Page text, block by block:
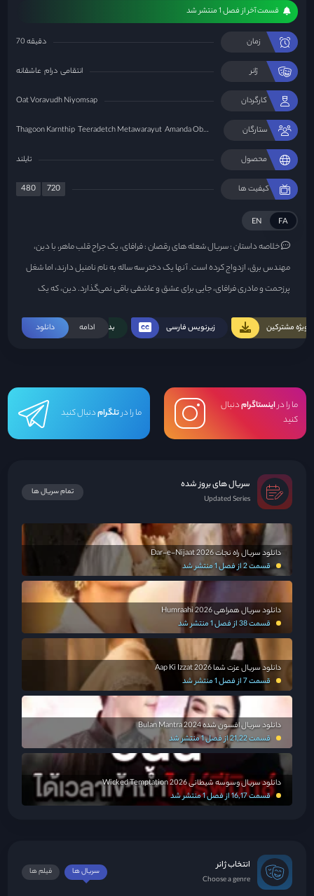
قسمت آخر از فصل 1 منتشر شد
زمان 70 دقیقه
ژانر انتقامی درام عاشقانه
کارگردان Oat Voravudh Niyomsap
ستارگان Thagoon Karnthip Teeradetch Metawarayut Amanda Obdam
محصول تایلند
کیفیت ها 480 720
FA
EN
خلاصه داستان :سریال شعله های رقصان : فرافای، یک جراح قلب ماهر، با دین،
مهندس برق، ازدواج کرده است. آنها یک دختر سه ساله به نام نامنیل دارند، اما شغل
پرزحمت و مادری فرافای، جایی برای عشق و عاشقی باقی نمی‌گذارد. دین، که یک
روی می‌آورد. در حالی که دین این را یک اشتباه می‌داند، فریم فرصتی می‌بیند و نقشه
ادامه دانلود ویژه مشترکین زیرنویس فارسی بدون سانسور
ما را دراینستاگرامدنبال
کنید
ما را درتلگرامدنبال کنید
سریال های بروز شده
Updated Series
تمام سریال ها
دانلود سریال راه نجات Dar-e-Nijaat 2026
قسمت 2 از فصل 1 منتشر شد
دانلود سریال همراهی Humraahi 2026
قسمت 38 از فصل 1 منتشر شد
دانلود سریال عزت شما Aap Ki Izzat 2026
قسمت 7 از فصل 1 منتشر شد
دانلود سریال افسون شده Bulan Mantra 2024
قسمت 21,22 از فصل 1 منتشر شد
دانلود سریال وسوسه شیطانی Wicked Temptation 2026
قسمت 16,17 از فصل 1 منتشر شد
انتخاب ژانر
Choose a genre
فیلم ها سریال ها